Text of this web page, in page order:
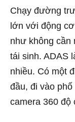
Chạy đường
lớn với động
như không cần
tái sinh. ADAS
nhiều. Có một
đầu, đi vào
camera 360 độ